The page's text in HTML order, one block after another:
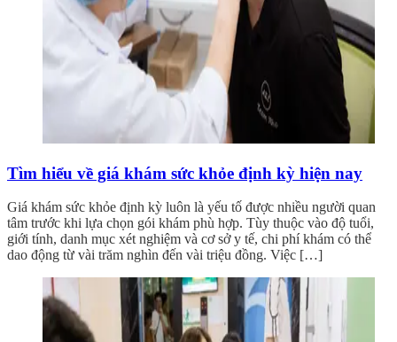
Tìm hiểu về giá khám sức khỏe định kỳ hiện nay
Giá khám sức khỏe định kỳ luôn là yếu tố được nhiều người quan
tâm trước khi lựa chọn gói khám phù hợp. Tùy thuộc vào độ tuổi,
giới tính, danh mục xét nghiệm và cơ sở y tế, chi phí khám có thể
dao động từ vài trăm nghìn đến vài triệu đồng. Việc […]